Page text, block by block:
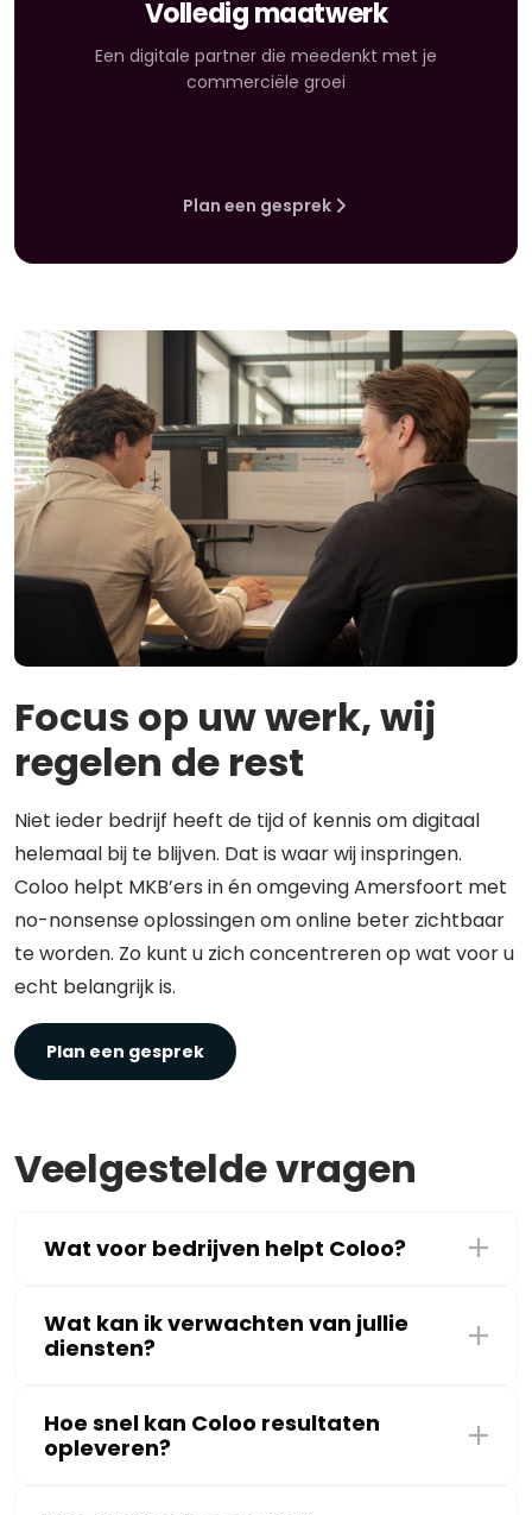
Volledig maatwerk
Een digitale partner die meedenkt met je
commerciële groei
Plan een gesprek
Focus op uw werk, wij
regelen de rest
Niet ieder bedrijf heeft de tijd of kennis om digitaal
helemaal bij te blijven. Dat is waar wij inspringen.
Coloo helpt MKB’ers in én omgeving Amersfoort met
no-nonsense oplossingen om online beter zichtbaar
te worden. Zo kunt u zich concentreren op wat voor u
echt belangrijk is.
Plan een gesprek
Veelgestelde vragen
Wat voor bedrijven helpt Coloo?
Wat kan ik verwachten van jullie
diensten?
Hoe snel kan Coloo resultaten
opleveren?